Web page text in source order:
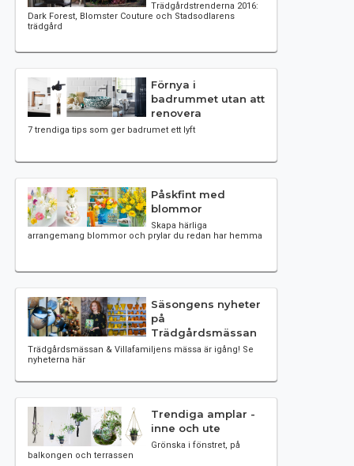
Trädgårdstrenderna 2016:
Dark Forest, Blomster Couture och Stadsodlarens
trädgård
Förnya i
badrummet utan att
renovera
7 trendiga tips som ger badrumet ett lyft
Påskfint med
blommor
Skapa härliga
arrangemang blommor och prylar du redan har hemma
Säsongens nyheter
på
Trädgårdsmässan
Trädgårdsmässan & Villafamiljens mässa är igång! Se
nyheterna här
Trendiga amplar -
inne och ute
Grönska i fönstret, på
balkongen och terrassen